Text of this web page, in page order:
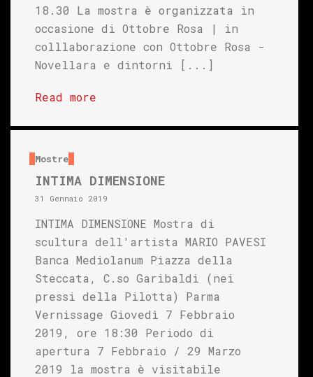
18.30 La mostra è organizzata in
occasione di Ottobre Rosa | in
colllaborazione con Ottobre Rosa -
Novellara e dintorni [...]
Read more
Mostre
INTIMA DIMENSIONE
31 Gennaio 2019
INTIMA DIMENSIONE Mostra di
scultura dell'artista MARIO PAVESI
Banca Mediolanum Piazza della
Steccata, C.so Garibaldi (nei
pressi della Pilotta) Parma
Vernissage Giovedì 7 Febbraio
2019, ore 18:30 Periodo di
apertura 7 Febbraio / 29 Marzo
2019 la mostra è visitabile